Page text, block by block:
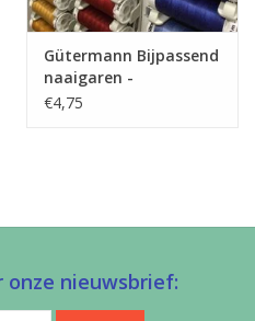
Gütermann Bijpassend
naaigaren -
Allesnaaigaren 200m
€4,75
onze nieuwsbrief: